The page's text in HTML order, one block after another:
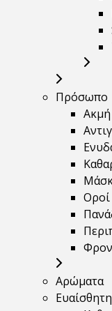
Πρόσωπο
Οροί
Αρώματα